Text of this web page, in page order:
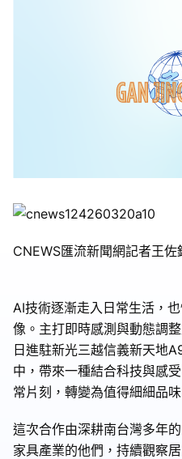
CNEWS匯流新聞網記者王佐
AI技術逐漸走入日常生活，
像。主打即時感測與動態調
日進駐新光三越信義新天地
中，帶來一種結合科技與感
常片刻，轉變為值得細細品味
這次合作由深耕南台灣多年
家具產業的他們，持續觀察